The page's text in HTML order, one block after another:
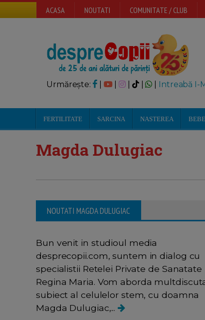
ACASA NOUTATI COMUNITATE / CLUB
Urmărește: | | Intreabă I-
FERTILITATE SARCINA NASTEREA
Magda Dulugiac
NOUTATI MAGDA DULUGIAC
Interviu Magda Dulugiac
Bun venit in studioul media
desprecopii.com, suntem in dialog cu
specialistii Retelei Private de Sanatate
Regina Maria. Vom aborda
subiect al celulelor stem, cu doamna
Magda Dulugiac,...